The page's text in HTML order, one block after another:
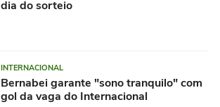
dia do sorteio
INTERNACIONAL
Bernabei garante "sono tranquilo" com
gol da vaga do Internacional